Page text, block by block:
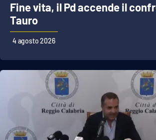
LaC OnAir
EDIZIONI
LOCALI
Catanzaro
Crotone
Fine vita, il Pd accende il
Tauro
4 agosto 2026